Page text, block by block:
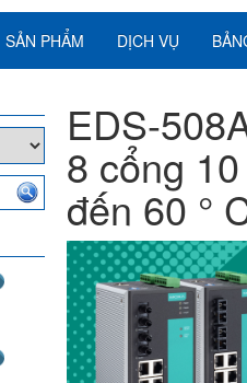
SẢN PHẨM DỊCH VỤ
EDS-
8 cổng
đến 60 °